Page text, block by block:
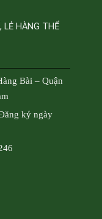
LẺ HÀNG THỂ
Bài – Quận
ký ngày